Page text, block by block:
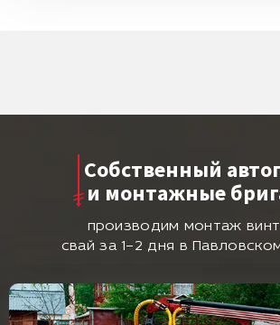
Собственный
и монтажные
производим монтаж
свай за 1–2 дня в